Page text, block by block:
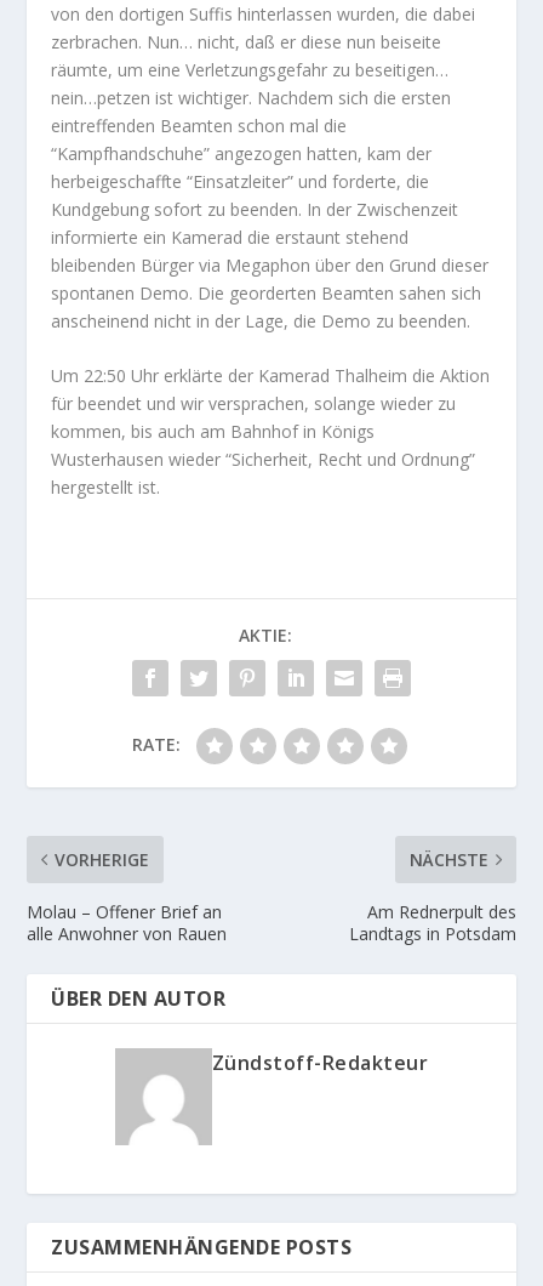
von den dortigen Suffis hinterlassen wurden, die dabei
zerbrachen. Nun… nicht, daß er diese nun beiseite
räumte, um eine Verletzungsgefahr zu beseitigen…
nein…petzen ist wichtiger. Nachdem sich die ersten
eintreffenden Beamten schon mal die
“Kampfhandschuhe” angezogen hatten, kam der
herbeigeschaffte “Einsatzleiter” und forderte, die
Kundgebung sofort zu beenden. In der Zwischenzeit
informierte ein Kamerad die erstaunt stehend
bleibenden Bürger via Megaphon über den Grund dieser
spontanen Demo. Die georderten Beamten sahen sich
anscheinend nicht in der Lage, die Demo zu beenden.
Um 22:50 Uhr erklärte der Kamerad Thalheim die Aktion
für beendet und wir versprachen, solange wieder zu
kommen, bis auch am Bahnhof in Königs
Wusterhausen wieder “Sicherheit, Recht und Ordnung”
hergestellt ist.
AKTIE:
RATE:
VORHERIGE
Molau – Offener Brief an
alle Anwohner von Rauen
NÄCHSTE
Am Rednerpult des
Landtags in Potsdam
ÜBER DEN AUTOR
Zündstoff-Redakteur
ZUSAMMENHÄNGENDE POSTS